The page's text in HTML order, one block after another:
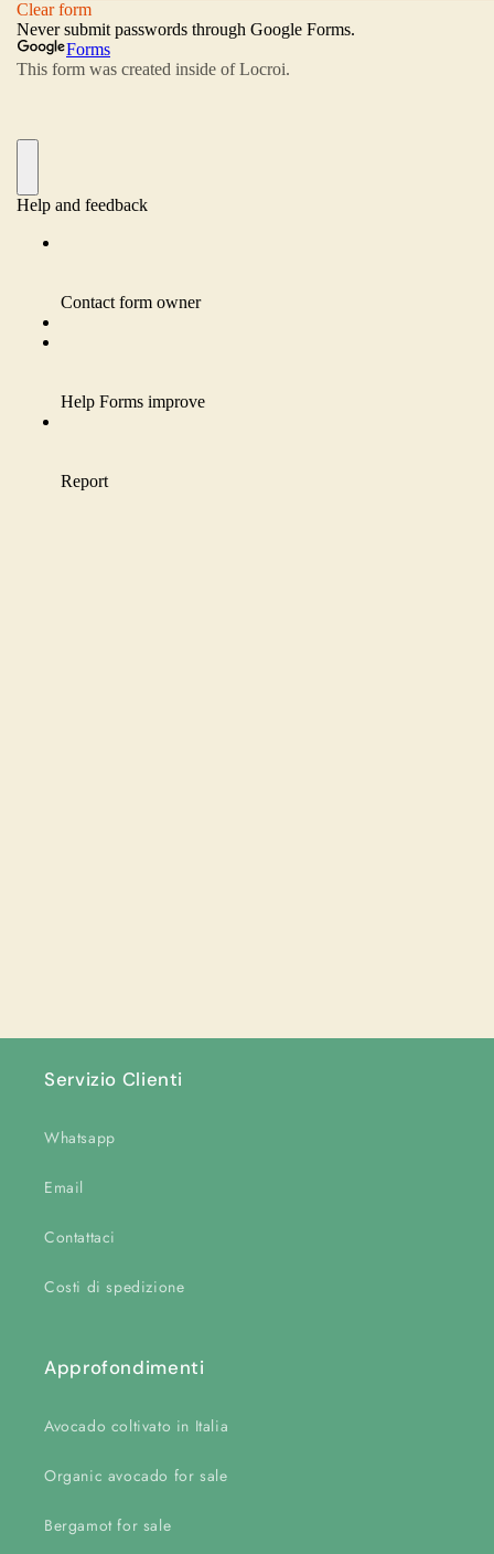
Servizio Clienti
Whatsapp
Email
Contattaci
Costi di spedizione
Approfondimenti
Avocado coltivato in Italia
Organic avocado for sale
Bergamot for sale